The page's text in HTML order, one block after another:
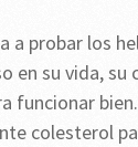
a probar los
en su vida, su
funcionar
colesterol